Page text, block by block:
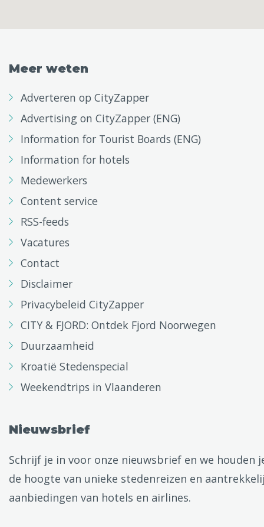
Meer weten
Adverteren op CityZapper
Advertising on CityZapper (ENG)
Information for Tourist Boards (ENG)
Information for hotels
Medewerkers
Content service
RSS-feeds
Vacatures
Contact
Disclaimer
Privacybeleid CityZapper
CITY & FJORD: Ontdek Fjord Noorwegen
Duurzaamheid
Kroatië Stedenspecial
Weekendtrips in Vlaanderen
Nieuwsbrief
Schrijf je in voor onze nieuwsbrief en we houden
de hoogte van unieke stedenreizen en
aanbiedingen van hotels en airlines.